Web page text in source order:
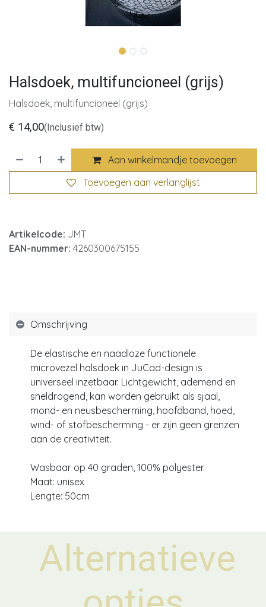
Halsdoek, multifuncioneel (grijs)
Halsdoek, multifuncioneel (grijs)
€ 14,00(Inclusief btw)
Aan winkelmandje toevoegen
Toevoegen aan verlanglijst
Artikelcode: JMT
EAN-nummer: 4260300675155
Omschrijving
De elastische en naadloze functionele
microvezel halsdoek in JuCad-design is
universeel inzetbaar. Lichtgewicht, ademend en
sneldrogend, kan worden gebruikt als sjaal,
mond- en neusbescherming, hoofdband, hoed,
wind- of stofbescherming - er zijn geen grenzen
aan de creativiteit.
Wasbaar op 40 graden, 100% polyester.
Maat: unisex
Lengte: 50cm
Alternatieve